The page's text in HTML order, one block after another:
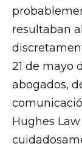
resultaban
21 de mayo
abogados,
Hughes